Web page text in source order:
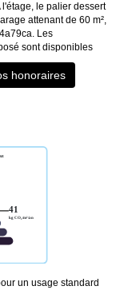
le palier dessert
attenant de 60 m²,
Les
sont disponibles
honoraires
un usage standard